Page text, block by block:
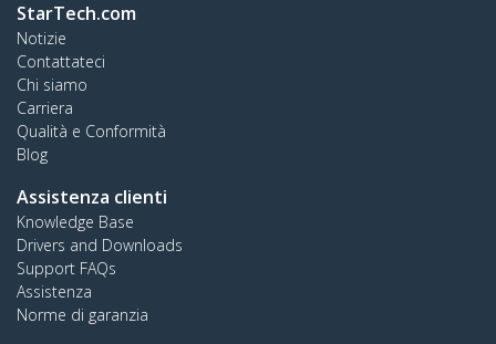
StarTech.com
Notizie
Contattateci
Chi siamo
Carriera
Qualità e Conformità
Blog
Assistenza clienti
Knowledge Base
Drivers and Downloads
Support FAQs
Assistenza
Norme di garanzia